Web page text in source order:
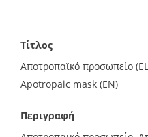
Τίτλος
Αποτροπαϊκό προσωπείο
Apotropaic mask (EN)
Περιγραφή